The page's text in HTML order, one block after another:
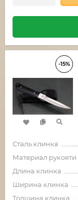
-15%
Сталь клинка
Материал рукояти
Длина клинка
Ширина клинка
Толщина клинка